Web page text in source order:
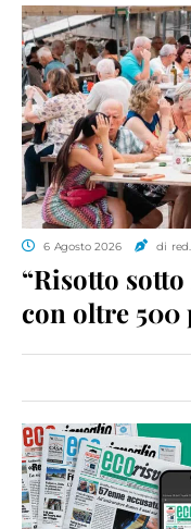
6 Agosto 2026 di red.
“Risotto sotto
con oltre 500